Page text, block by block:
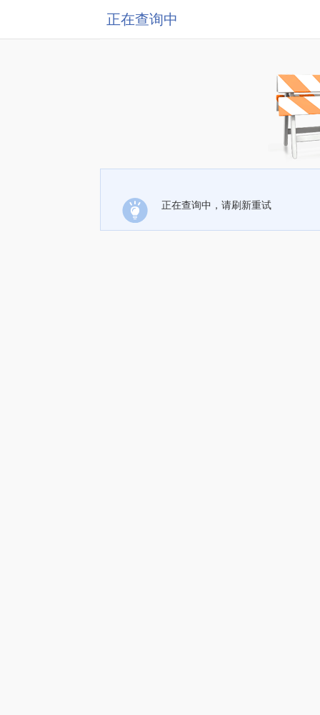
正在查询中
正在查询中，请刷新重试